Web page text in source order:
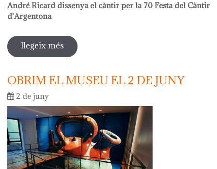
André Ricard dissenya el càntir per la 70 Festa del Càntir
d'Argentona
llegeix més sobre venda al museu
OBRIM EL MUSEU EL 2 DE JUNY
2 de juny